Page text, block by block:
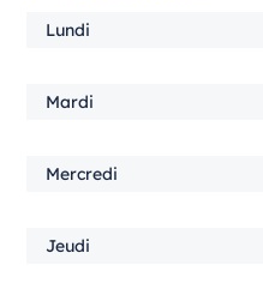
Lundi
Mardi
Mercredi
Jeudi